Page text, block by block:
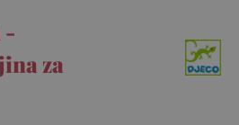
-
za